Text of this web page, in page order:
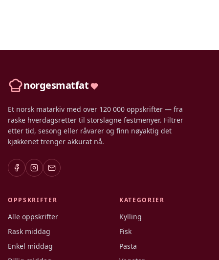
norgesmatfat
Et norsk matarkiv med over 120 000 oppskrifter — fra
raske hverdagsretter til storslagne festmenyer. Filtrer
etter tid, sesong eller råvarer og finn nøyaktig det
kjøkkenet trenger akkurat nå.
OPPSKRIFTER
Alle oppskrifter
Rask middag
Enkel middag
KATEGORIER
Kylling
Fisk
Pasta